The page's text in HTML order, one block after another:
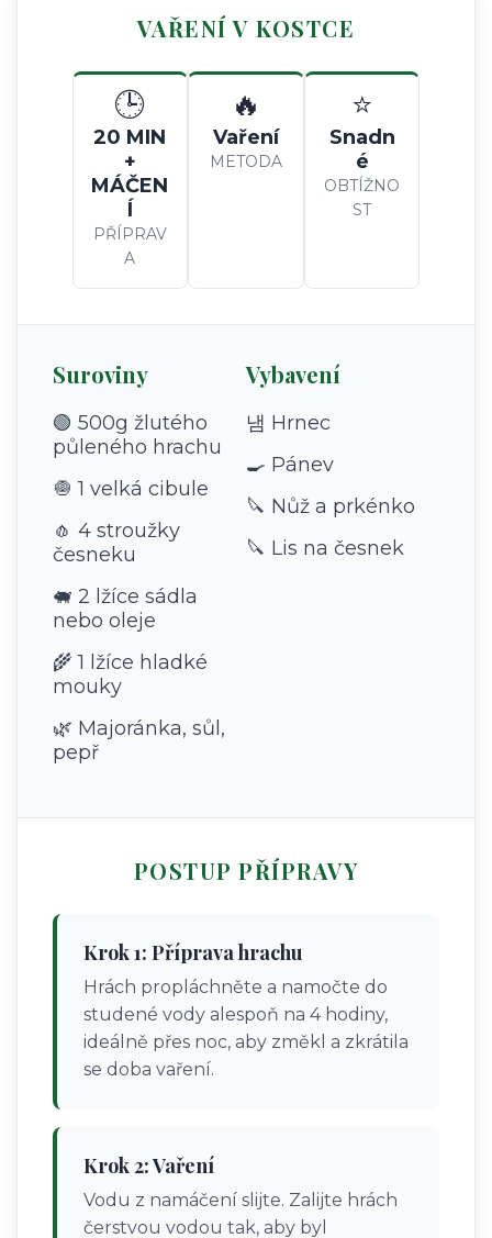
VAŘENÍ V KOSTCE
🕒
20 MIN
+
MÁČEN
Í
PŘÍPRAV
A
🔥
Vaření
METODA
⭐
Snadn
é
OBTÍŽNO
ST
Suroviny
🟢 500g žlutého
půleného hrachu
🧅 1 velká cibule
🧄 4 stroužky
česneku
🐖 2 lžíce sádla
nebo oleje
🌾 1 lžíce hladké
mouky
🌿 Majoránka, sůl,
pepř
Vybavení
냄 Hrnec
🍳 Pánev
🔪 Nůž a prkénko
🔪 Lis na česnek
POSTUP PŘÍPRAVY
Krok 1: Příprava hrachu
Hrách propláchněte a namočte do
studené vody alespoň na 4 hodiny,
ideálně přes noc, aby změkl a zkrátila
se doba vaření.
Krok 2: Vaření
Vodu z namáčení slijte. Zalijte hrách
čerstvou vodou tak, aby byl